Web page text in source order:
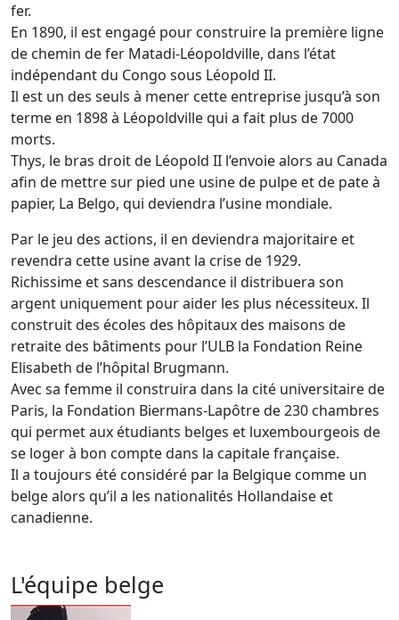
fer.
En 1890, il est engagé pour construire la première ligne
de chemin de fer Matadi-Léopoldville, dans l’état
indépendant du Congo sous Léopold II.
Il est un des seuls à mener cette entreprise jusqu’à son
terme en 1898 à Léopoldville qui a fait plus de 7000
morts.
Thys, le bras droit de Léopold II l’envoie alors au Canada
afin de mettre sur pied une usine de pulpe et de pate à
papier, La Belgo, qui deviendra l’usine mondiale.
Par le jeu des actions, il en deviendra majoritaire et
revendra cette usine avant la crise de 1929.
Richissime et sans descendance il distribuera son
argent uniquement pour aider les plus nécessiteux. Il
construit des écoles des hôpitaux des maisons de
retraite des bâtiments pour l’ULB la Fondation Reine
Elisabeth de l’hôpital Brugmann.
Avec sa femme il construira dans la cité universitaire de
Paris, la Fondation Biermans-Lapôtre de 230 chambres
qui permet aux étudiants belges et luxembourgeois de
se loger à bon compte dans la capitale française.
Il a toujours été considéré par la Belgique comme un
belge alors qu’il a les nationalités Hollandaise et
canadienne.
L'équipe belge